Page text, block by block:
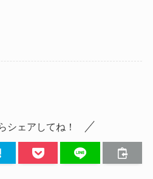
シェアしてね！